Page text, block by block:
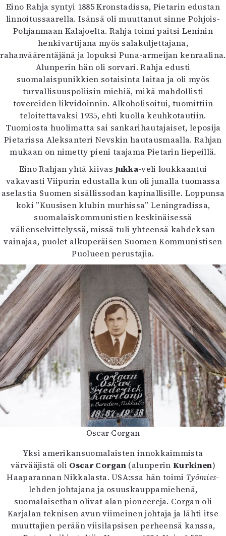
Eino Rahja syntyi 1885 Kronstadissa, Pietarin edustan
linnoitussaarella. Isänsä oli muuttanut sinne Pohjois-
Pohjanmaan Kalajoelta. Rahja toimi paitsi Leninin
henkivartijana myös salakuljettajana,
rahanväärentäjänä ja lopuksi Puna-armeijan kenraalina.
Alunperin hän oli sorvari. Rahja edusti
suomalaispunikkien sotaisinta laitaa ja oli myös
turvallisuuspoliisin miehiä, mikä mahdollisti
tovereiden likvidoinnin. Alkoholisoitui, tuomittiin
teloitettavaksi 1935, ehti kuolla keuhkotautiin.
Tuomiosta huolimatta sai sankarihautajaiset, leposija
Pietarissa Aleksanteri Nevskin hautausmaalla. Rahjan
mukaan on nimetty pieni taajama Pietarin liepeillä.
Eino Rahjan yhtä kiivasJukka-veli loukkaantui
vakavasti Viipurin edustalla kun oli junalla tuomassa
aselastia Suomen sisällissodan kapinallisille. Loppunsa
koki ”Kuusisen klubin murhissa” Leningradissa,
suomalaiskommunistien keskinäisessä
välienselvittelyssä, missä tuli yhteensä kahdeksan
vainajaa, puolet alkuperäisen Suomen Kommunistisen
Puolueen perustajia.
Oscar Corgan
Yksi amerikansuomalaisten innokkaimmista
värvääjistä oli Oscar Corgan (alunperin Kurkinen)
Haaparannan Nikkalasta. USA:ssa hän toimi Työmies-
lehden johtajana ja osuuskauppamiehenä,
suomalaisethan olivat alan pioneereja. Corgan oli
Karjalan teknisen avun viimeinen johtaja ja lähti itse
muuttajien perään viisilapsisen perheensä kanssa,